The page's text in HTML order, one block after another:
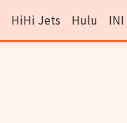
HiHi Jets Hulu INI